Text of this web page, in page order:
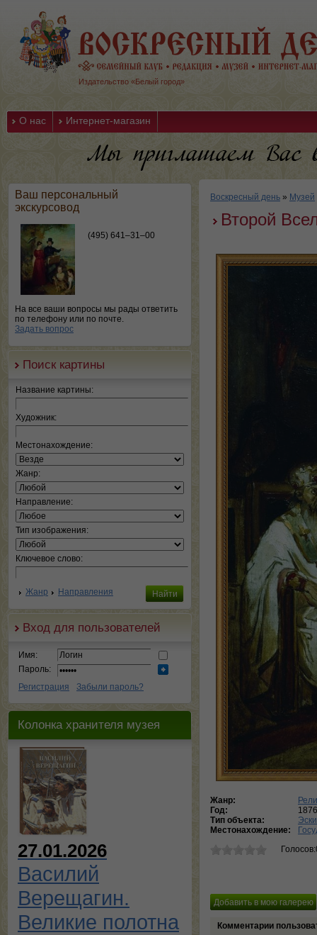
Издательство «Белый город»
О нас Интернет-магазин
Ваш персональный
экскурсовод
(495) 641–31–00
На все ваши вопросы мы рады ответить
по телефону или по почте.
Задать вопрос
Поиск картины
Название картины:
Художник:
Местонахождение:
Жанр:
Направление:
Тип изображения:
Ключевое слово:
Жанр Направления
Вход для пользователей
Имя:
Пароль:
Регистрация
Забыли пароль?
Колонка хранителя музея
27.01.2026
Василий
Верещагин.
Великие полотна
Воскресный день » Музей
Второй
Жанр:
Год:
Тип объекта:
Местонахождение:
Комментарии